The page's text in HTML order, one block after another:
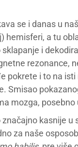
se i danas u
a tu
i
rezonance,
pokrete i to na
Smisao
mozga,
kasnije
za naše